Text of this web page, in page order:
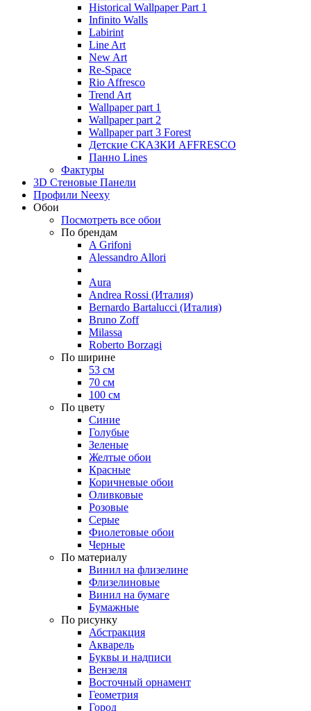
Historical Wallpaper Part 1
Infinito Walls
Labirint
Line Art
New Art
Re-Space
Rio Affresco
Trend Art
Wallpaper part 1
Wallpaper part 2
Wallpaper part 3 Forest
Детские СКАЗКИ AFFRESCO
Панно Lines
Фактуры
3D Стеновые Панели
Профили Neexy
Обои
Посмотреть все обои
По брендам
A Grifoni
Alessandro Allori
Aura
Andrea Rossi (Италия)
Bernardo Bartalucci (Италия)
Bruno Zoff
Milassa
Roberto Borzagi
По ширине
53 см
70 см
100 см
По цвету
Синие
Голубые
Зеленые
Желтые обои
Красные
Коричневые обои
Оливковые
Розовые
Серые
Фиолетовые обои
Черные
По материалу
Винил на флизелине
Флизелиновые
Винил на бумаге
Бумажные
По рисунку
Абстракция
Акварель
Буквы и надписи
Вензеля
Восточный орнамент
Геометрия
Город